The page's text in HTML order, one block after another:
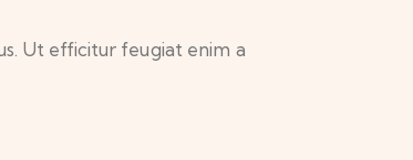
Ut efficitur feugiat enim a